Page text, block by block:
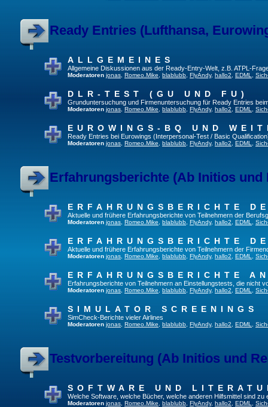
Ready Entries (Lufthansa,
ALLGEMEINES
Allgemeine Diskussionen aus der Ready-Entry-Welt, z.B. ATPL-
Moderatoren jonas Romeo.Mike blablubb FlyAndy, hallo2 EDML
DLR-TEST (GU UND FU)
Grunduntersuchung und Firmenuntersuchung für Ready Entries
Moderatoren jonas Romeo.Mike blablubb FlyAndy, hallo2 EDML
EUROWINGS-BQ UND
Ready Entries bei Eurowings (Interpersonal-Test / Basic
Moderatoren jonas Romeo.Mike blablubb FlyAndy, hallo2 EDML
Erfahrungsberichte (Ab Initios und
ERFAHRUNGSBERICHTE
Aktuelle und frühere Erfahrungsberichte von Teilnehmern der
Moderatoren jonas Romeo.Mike blablubb FlyAndy, hallo2 EDML
ERFAHRUNGSBERICHTE
Aktuelle und frühere Erfahrungsberichte von Teilnehmern der
Moderatoren jonas Romeo.Mike blablubb FlyAndy, hallo2 EDML
ERFAHRUNGSBERICHTE
Erfahrungsberichte von Teilnehmern an Einstellungstests, die nicht
Moderatoren jonas Romeo.Mike blablubb FlyAndy, hallo2 EDML
SIMULATOR SCREENINGS
SimCheck-Berichte vieler Airlines
Moderatoren jonas Romeo.Mike blablubb FlyAndy, hallo2 EDML
Testvorbereitung (Ab Initios und
SOFTWARE UND
Welche Software, welche Bücher, welche anderen Hilfsmittel sind zu
Moderatoren jonas Romeo.Mike blablubb FlyAndy, hallo2 EDML